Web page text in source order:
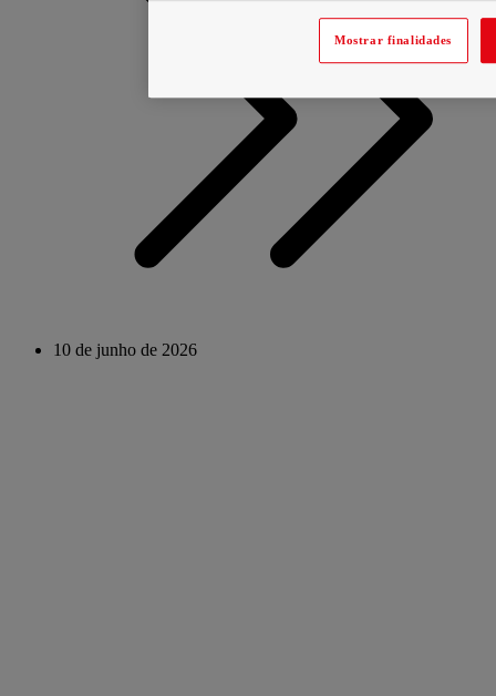
10 de junho de 2026
Mostrar finalidades